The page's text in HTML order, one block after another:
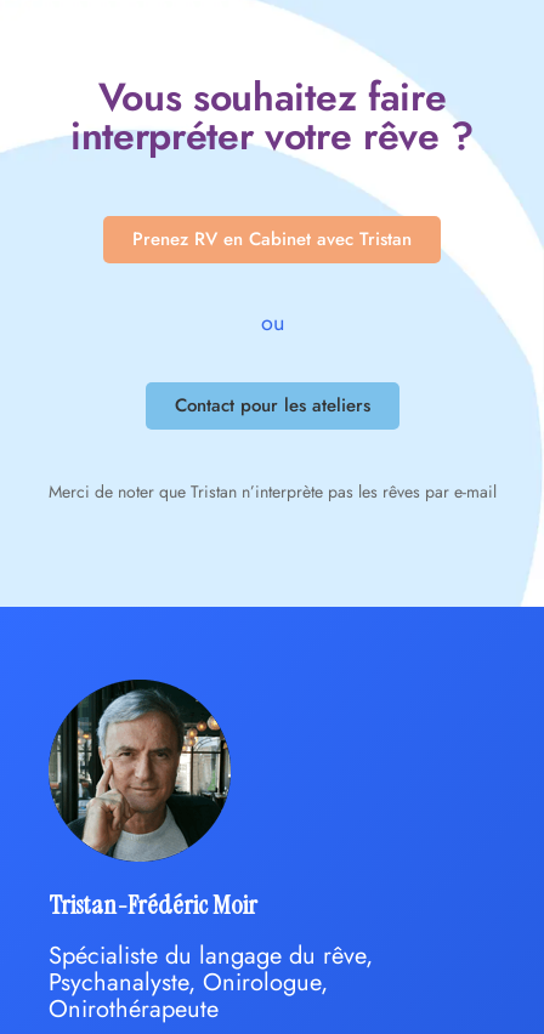
Vous souhaitez faire
interpréter votre rêve ?
Prenez RV en Cabinet avec Tristan
ou
Contact pour les ateliers
Merci de noter que Tristan n’interprète pas les rêves par e-mail
Tristan-Frédéric Moir
Spécialiste du langage du rêve,
Psychanalyste, Onirologue,
Onirothérapeute